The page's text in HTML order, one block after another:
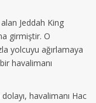
Jeddah King
girmiştir. O
yolcuyu ağırlamaya
havalimanı
havalimanı Hac